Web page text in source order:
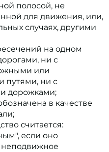
полосой, не
для движения, или,
случаях, другими
на одном
ни с
или
путями, ни с
дорожками;
в качестве
считается:
если оно